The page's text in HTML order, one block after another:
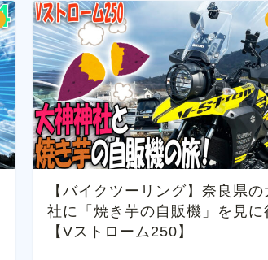
【バイクツーリング】奈良県の
社に「焼き芋の自販機」を見に
【Vストローム250】